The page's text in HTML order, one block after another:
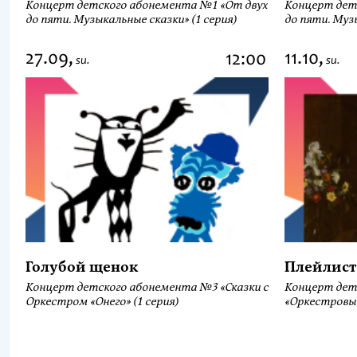
Концерт детского абонемента №1 «От двух
до пяти. Музыкальные сказки» (1 серия)
Концерт
до пяти.
27.09, su. 12:00
Голубой щенок
Концерт детского абонемента №3 «Сказки с
Оркестром «Онего» (1 серия)
11.10, su.
Концерт